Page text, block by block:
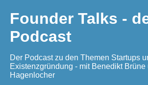
Founder Talks -
Podcast
Der Podcast zu den Themen Startups
Existenzgründung - mit Benedikt
Hagenlocher